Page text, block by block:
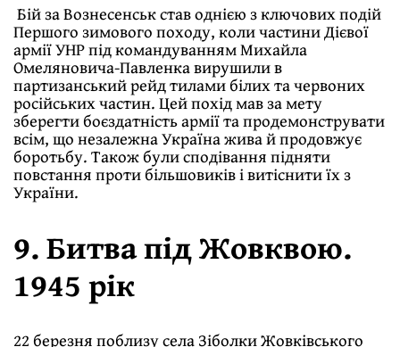
Бій за Вознесенськ став однією з ключових подій
Першого зимового походу, коли частини Дієвої
армії УНР під командуванням Михайла
Омеляновича-Павленка вирушили в
партизанський рейд тилами білих та червоних
російських частин. Цей похід мав за мету
зберегти боєздатність армії та продемонструвати
всім, що незалежна Україна жива й продовжує
боротьбу. Також були сподівання підняти
повстання проти більшовиків і витіснити їх з
України.
9. Битва під Жовквою.
1945 рік
22 березня поблизу села Зіболки Жовківського